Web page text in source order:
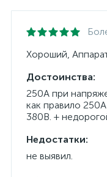
Хороший,
Достоинства:
250А при
как правило
380В. +
Недостатки:
не выявил.